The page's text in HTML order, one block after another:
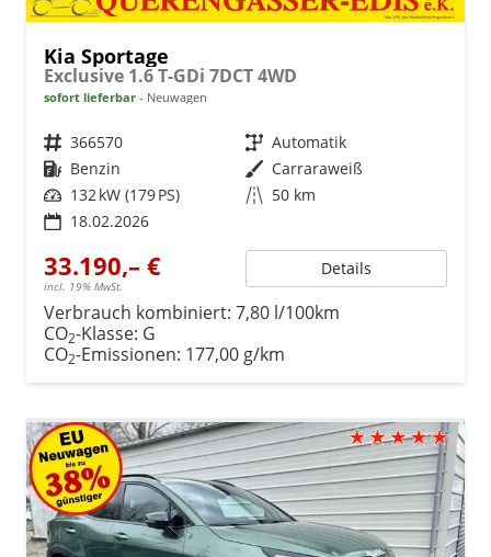
Kia Sportage
Exclusive 1.6 T-GDi 7DCT 4WD
sofort lieferbar Neuwagen
Fahrzeugnr. 366570 Getriebe Automatik
Kraftstoff Benzin Außenfarbe Carraraweiß
Leistung 132 kW (179 PS) Kilometerstand 50 km
18.02.2026
33.190,– €
incl. 19% MwSt.
Details
Verbrauch kombiniert: 7,80 l/100km
CO2-Klasse: G
CO2-Emissionen: 177,00 g/km